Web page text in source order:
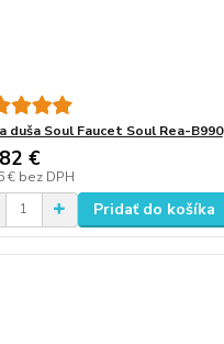
duša Soul Faucet Soul Rea-B990
€
€ bez DPH
Pridať do košíka